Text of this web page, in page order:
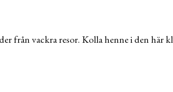
från vackra resor. Kolla henne i den här